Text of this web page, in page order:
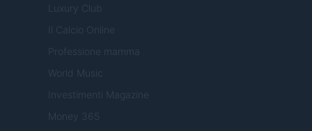
Luxury Club
Il Calcio Online
Professione mamma
World Music
Investimenti Magazine
Money 365